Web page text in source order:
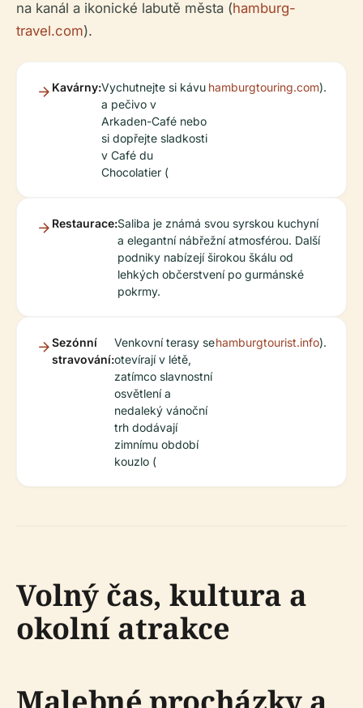
na kanál a ikonické labutě města (hamburg-
travel.com).
Kavárny:Vychutnejte si kávu
a pečivo v
Arkaden-Café nebo
si dopřejte sladkosti
v Café du
Chocolatier (
hamburgtouring.com).
Restaurace:Saliba je známá svou syrskou kuchyní
a elegantní nábřežní atmosférou. Další
podniky nabízejí širokou škálu od
lehkých občerstvení po gurmánské
pokrmy.
Sezónní
stravování:
Venkovní terasy se
otevírají v létě,
zatímco slavnostní
osvětlení a
nedaleký vánoční
trh dodávají
zimnímu období
kouzlo (
hamburgtourist.info).
Volný čas, kultura a
okolní atrakce